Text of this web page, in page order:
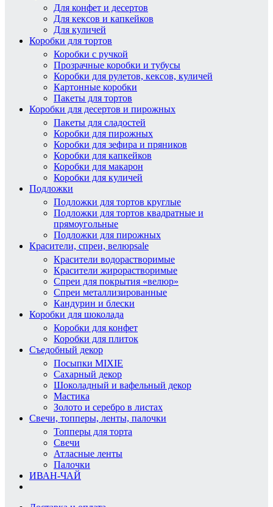
Для конфет и десертов
Для кексов и капкейков
Для куличей
Коробки для тортов
Коробки с ручкой
Прозрачные коробки и тубусы
Коробки для рулетов, кексов, куличей
Картонные коробки
Пакеты для тортов
Коробки для десертов и пирожных
Пакеты для сладостей
Коробки для пирожных
Коробки для зефира и пряников
Коробки для капкейков
Коробки для макарон
Коробки для куличей
Подложки
Подложки для тортов круглые
Подложки для тортов квадратные и
прямоугольные
Подложки для пирожных
Красители, спреи, велюрsale
Красители водорастворимые
Красители жирорастворимые
Спреи для покрытия «велюр»
Спреи металлизированные
Кандурин и блески
Коробки для шоколада
Коробки для конфет
Коробки для плиток
Съедобный декор
Посыпки MIXIE
Сахарный декор
Шоколадный и вафельный декор
Мастика
Золото и серебро в листах
Свечи, топперы, ленты, палочки
Топперы для торта
Свечи
Атласные ленты
Палочки
ИВАН-ЧАЙ